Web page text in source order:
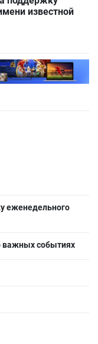
известной
еженедельного
важных событиях